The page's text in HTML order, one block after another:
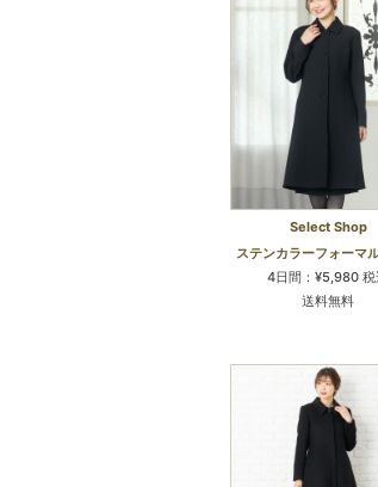
Select Shop
ステンカラーフォーマ
4日間：¥5,980 税
送料無料